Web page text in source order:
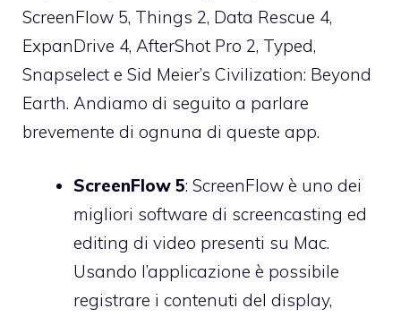
ScreenFlow 5, Things 2, Data Rescue 4,
ExpanDrive 4, AfterShot Pro 2, Typed,
Snapselect e Sid Meier’s Civilization: Beyond
Earth. Andiamo di seguito a parlare
brevemente di ognuna di queste app.
ScreenFlow 5: ScreenFlow è uno dei
migliori software di screencasting ed
editing di video presenti su Mac.
Usando l’applicazione è possibile
registrare i contenuti del display,